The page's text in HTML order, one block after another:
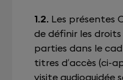
1.2. Les présentes
de définir les
parties dans le
titres d’accès (ci-
visite audioguidée